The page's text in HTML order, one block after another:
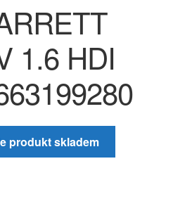
1.6 HDI
produkt skladem